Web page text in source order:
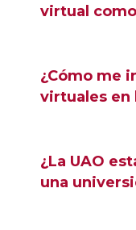
virtual como
¿Cómo me
virtuales en
¿La UAO
una